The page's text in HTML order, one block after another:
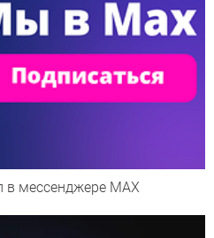
в мессенджере МАХ